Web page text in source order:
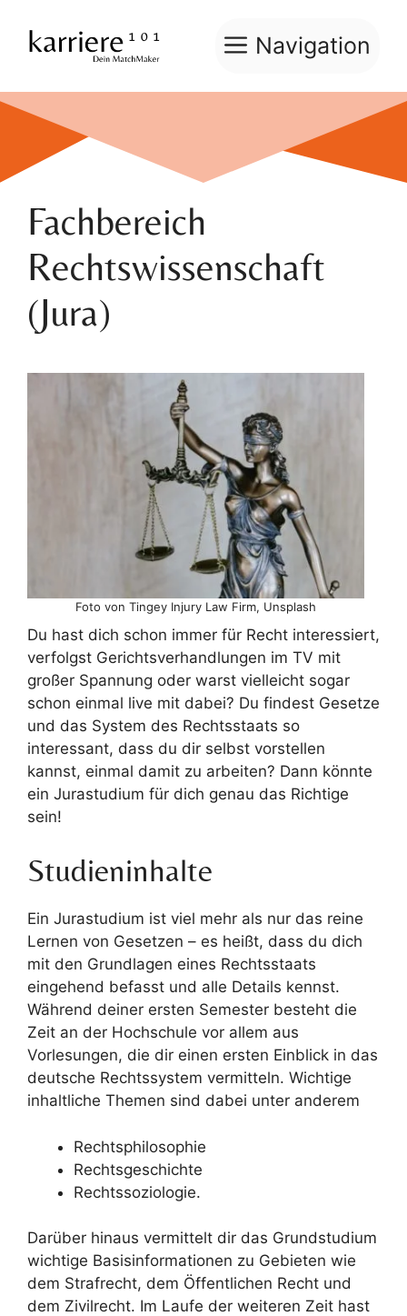
Inhalt
springen
Navigation
Fachbereich
Rechtswissenschaft
(Jura)
Foto von Tingey Injury Law Firm, Unsplash
Du hast dich schon immer für Recht interessiert,
verfolgst Gerichtsverhandlungen im TV mit
großer Spannung oder warst vielleicht sogar
schon einmal live mit dabei? Du findest Gesetze
und das System des Rechtsstaats so
interessant, dass du dir selbst vorstellen
kannst, einmal damit zu arbeiten? Dann könnte
ein Jurastudium für dich genau das Richtige
sein!
Studieninhalte
Ein Jurastudium ist viel mehr als nur das reine
Lernen von Gesetzen – es heißt, dass du dich
mit den Grundlagen eines Rechtsstaats
eingehend befasst und alle Details kennst.
Während deiner ersten Semester besteht die
Zeit an der Hochschule vor allem aus
Vorlesungen, die dir einen ersten Einblick in das
deutsche Rechtssystem vermitteln. Wichtige
inhaltliche Themen sind dabei unter anderem
Rechtsphilosophie
Rechtsgeschichte
Rechtssoziologie.
Darüber hinaus vermittelt dir das Grundstudium
wichtige Basisinformationen zu Gebieten wie
dem Strafrecht, dem Öffentlichen Recht und
dem Zivilrecht. Im Laufe der weiteren Zeit hast